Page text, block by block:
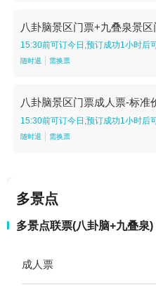
八卦脑景区门票+九叠泉景
15:30前可订今日,预订成功1小时后
随时退 需换票
八卦脑景区门票成人票-标准
15:30前可订今日,预订成功1小时后
随时退 需换票
多景点
多景点联票(八卦脑+九叠泉)
成人票